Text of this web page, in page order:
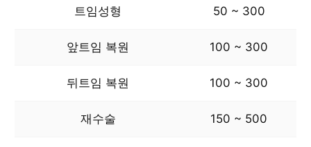
트임성형 50 ~ 300
앞트임 복원 100 ~ 300
뒤트임 복원 100 ~ 300
재수술 150 ~ 500